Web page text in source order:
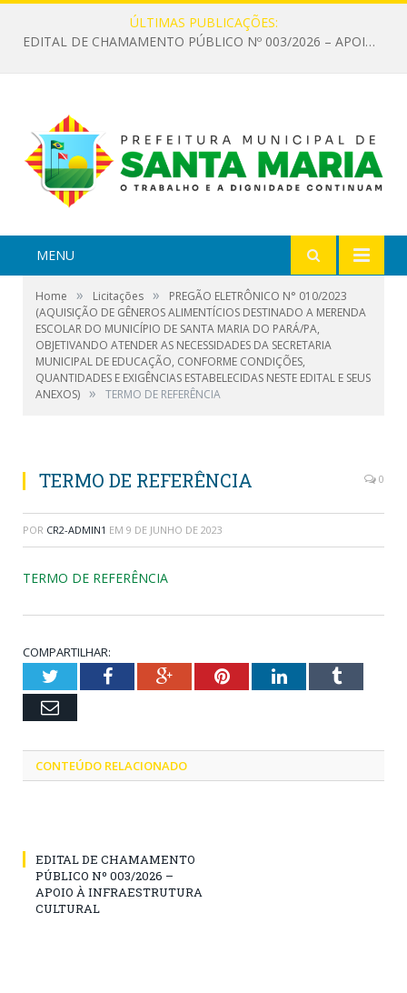
ÚLTIMAS PUBLICAÇÕES:
EDITAL DE CHAMAMENTO PÚBLICO Nº 003/2026 – APOIO À INFRAESTRUTURA CULTURAL
MENU
Home » Licitações »
PREGÃO ELETRÔNICO N° 010/2023
(AQUISIÇÃO DE GÊNEROS ALIMENTÍCIOS DESTINADO A MERENDA
ESCOLAR DO MUNICÍPIO DE SANTA MARIA DO PARÁ/PA,
OBJETIVANDO ATENDER AS NECESSIDADES DA SECRETARIA
MUNICIPAL DE EDUCAÇÃO, CONFORME CONDIÇÕES,
QUANTIDADES E EXIGÊNCIAS ESTABELECIDAS NESTE EDITAL E SEUS
ANEXOS) » TERMO DE REFERÊNCIA
TERMO DE REFERÊNCIA 0
POR CR2-ADMIN1 EM 9 DE JUNHO DE 2023
TERMO DE REFERÊNCIA
COMPARTILHAR:
TwitterFacebookGoogle+PinterestLinkedInTumblr
Email
CONTEÚDO RELACIONADO
EDITAL DE CHAMAMENTO
PÚBLICO Nº 003/2026 –
APOIO À INFRAESTRUTURA
CULTURAL